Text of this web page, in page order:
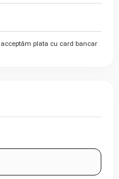
plata cu card bancar